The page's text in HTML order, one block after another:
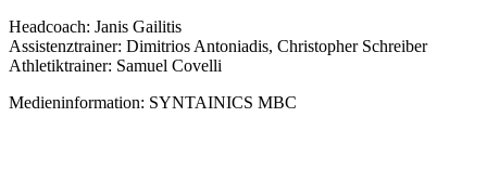
Headcoach: Janis Gailitis
Assistenztrainer: Dimitrios Antoniadis, Christopher Schreiber
Athletiktrainer: Samuel Covelli
Medieninformation: SYNTAINICS MBC